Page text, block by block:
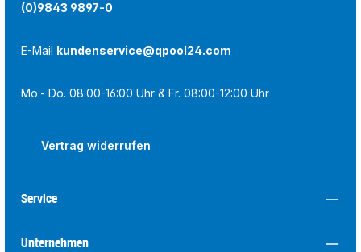
(0)9843 9897-0
E-Mail kundenservice@qpool24.com
Mo.- Do. 08:00-16:00 Uhr & Fr. 08:00-12:00 Uhr
Vertrag widerrufen
Service
Unternehmen